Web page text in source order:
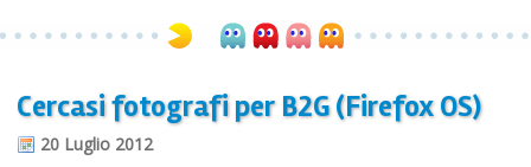
Cercasi fotografi per B2G (Firefox OS)
20 Luglio 2012